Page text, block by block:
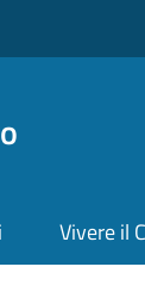
Vivere il